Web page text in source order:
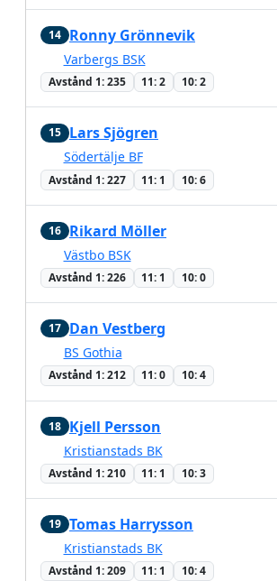
14 Ronny Grönnevik
Varbergs BSK
Avstånd 1: 235 11: 2 10: 2
15 Lars Sjögren
Södertälje BF
Avstånd 1: 227 11: 1 10: 6
16 Rikard Möller
Västbo BSK
Avstånd 1: 226 11: 1 10: 0
17 Dan Vestberg
BS Gothia
Avstånd 1: 212 11: 0 10: 4
18 Kjell Persson
Kristianstads BK
Avstånd 1: 210 11: 1 10: 3
19 Tomas Harrysson
Kristianstads BK
Avstånd 1: 209 11: 1 10: 4